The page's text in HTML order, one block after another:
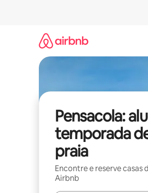
Pensacola:
temporada
praia
Encontre e reserve casas
Airbnb